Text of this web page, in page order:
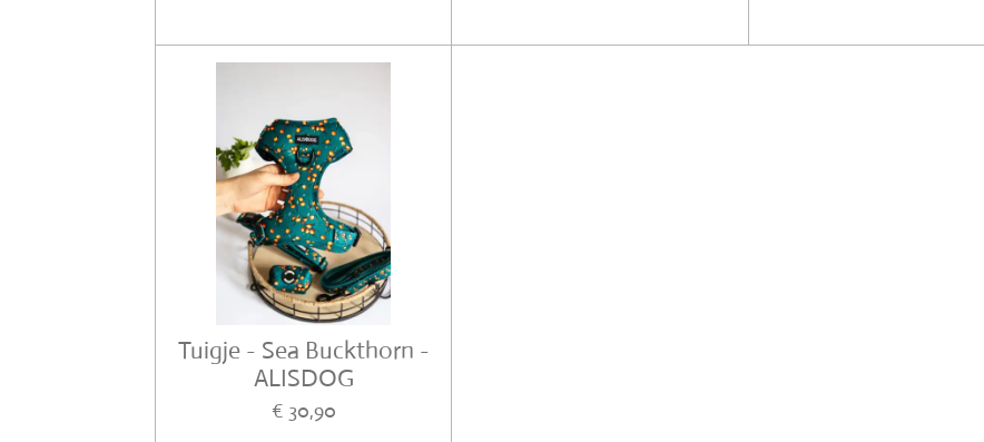
Tuigje - Sea Buckthorn -
ALISDOG
€ 30,90